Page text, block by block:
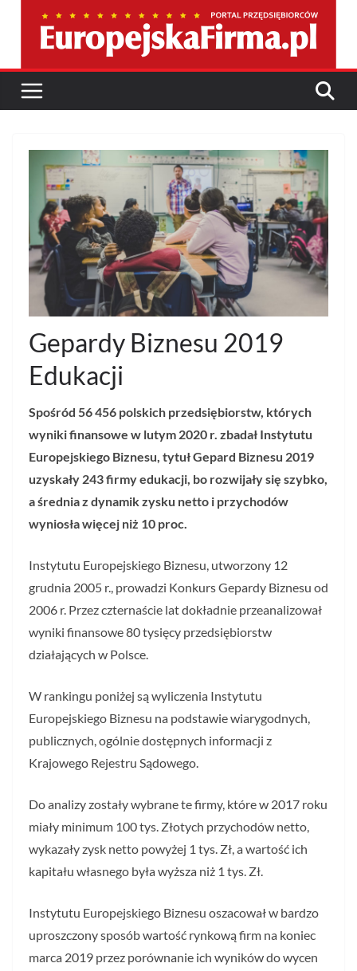
Gepardy Biznesu 2019
Edukacji
Spośród 56 456 polskich przedsiębiorstw, których
wyniki finansowe w lutym 2020 r. zbadał Instytutu
Europejskiego Biznesu, tytuł Gepard Biznesu 2019
uzyskały 243 firmy edukacji, bo rozwijały się szybko,
a średnia z dynamik zysku netto i przychodów
wyniosła więcej niż 10 proc.
Instytutu Europejskiego Biznesu, utworzony 12
grudnia 2005 r., prowadzi Konkurs Gepardy Biznesu od
2006 r. Przez czternaście lat dokładnie przeanalizował
wyniki finansowe 80 tysięcy przedsiębiorstw
działających w Polsce.
W rankingu poniżej są wyliczenia Instytutu
Europejskiego Biznesu na podstawie wiarygodnych,
publicznych, ogólnie dostępnych informacji z
Krajowego Rejestru Sądowego.
Do analizy zostały wybrane te firmy, które w 2017 roku
miały minimum 100 tys. Złotych przychodów netto,
wykazały zysk netto powyżej 1 tys. Zł, a wartość ich
kapitału własnego była wyższa niż 1 tys. Zł.
Instytutu Europejskiego Biznesu oszacował w bardzo
uproszczony sposób wartość rynkową firm na koniec
marca 2019 przez porównanie ich wyników do wycen